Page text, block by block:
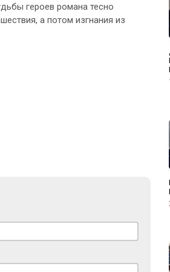
героев романа тесно
а потом изгнания из